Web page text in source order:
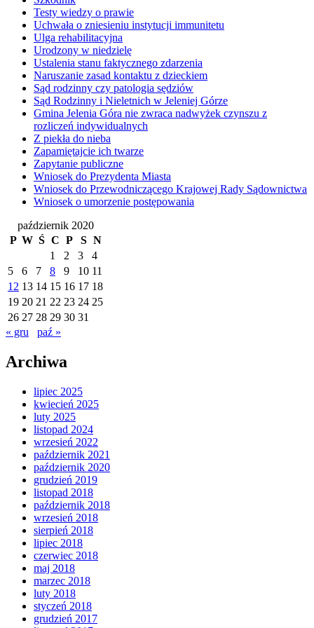
Testy wiedzy o prawie
Uchwała o zniesieniu instytucji immunitetu
Ulga rehabilitacyjna
Urodzony w niedzielę
Ustalenia stanu faktycznego zdarzenia
Naruszanie zasad kontaktu z dzieckiem
Sąd rodzinny czy patologia sędziów
Sąd Rodzinny i Nieletnich w Jeleniej Górze
Gmina Jelenia Góra nie zwraca nadwyżek czynszu z
rozliczeń indywidualnych
Z piekła do nieba
Zapamiętajcie ich twarze
Zapytanie publiczne
Wniosek do Prezydenta Miasta
Wniosek do Przewodniczącego Krajowej Rady Sądownictwa
Wniosek o umorzenie postępowania
październik 2020
P W Ś C P S N
1
2 3
4
5
6 7 8 9 10 11
12 13 14 15 16 17 18
19 20 21 22 23 24 25
26 27 28 29 30 31
« gru
paź »
Archiwa
lipiec 2025
kwiecień 2025
luty 2025
listopad 2024
wrzesień 2022
październik 2021
październik 2020
grudzień 2019
listopad 2018
październik 2018
wrzesień 2018
sierpień 2018
lipiec 2018
czerwiec 2018
maj 2018
marzec 2018
luty 2018
styczeń 2018
grudzień 2017